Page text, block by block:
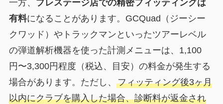
一方、 プレステージ店での精密フィッティングは
有料になることがあります。GCQuad（ジーシー
クワッド）やトラックマンといったツアーレベル
の弾道解析機器を使った計測メニューは、1,100
円〜3,300円程度（税込、目安）の料金が発生する
場合があります。ただし、 フィッティング後3ヶ月
以内にクラブを購入した場合、診断料が返金され